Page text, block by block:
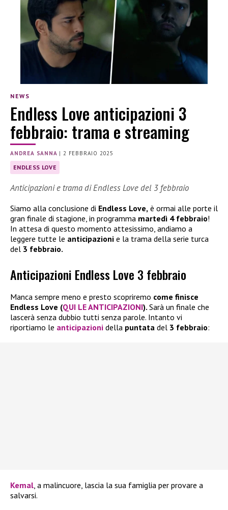
NEWS
Endless Love anticipazioni 3
febbraio: trama e streaming
ANDREA SANNA |2 FEBBRAIO 2025
ENDLESS LOVE
Anticipazioni e trama di Endless Love del 3 febbraio
Siamo alla conclusione di Endless Love, è ormai alle porte il
gran finale di stagione, in programma martedì 4 febbraio!
In attesa di questo momento attesissimo, andiamo a
leggere tutte le anticipazioni e la trama della serie turca
del 3 febbraio.
Anticipazioni Endless Love 3 febbraio
Manca sempre meno e presto scopriremo come finisce
Endless Love (QUI LE ANTICIPAZIONI). Sarà un finale che
lascerà senza dubbio tutti senza parole. Intanto vi
riportiamo le anticipazioni della puntata del 3 febbraio:
Kemal, a malincuore, lascia la sua famiglia per provare a
salvarsi.